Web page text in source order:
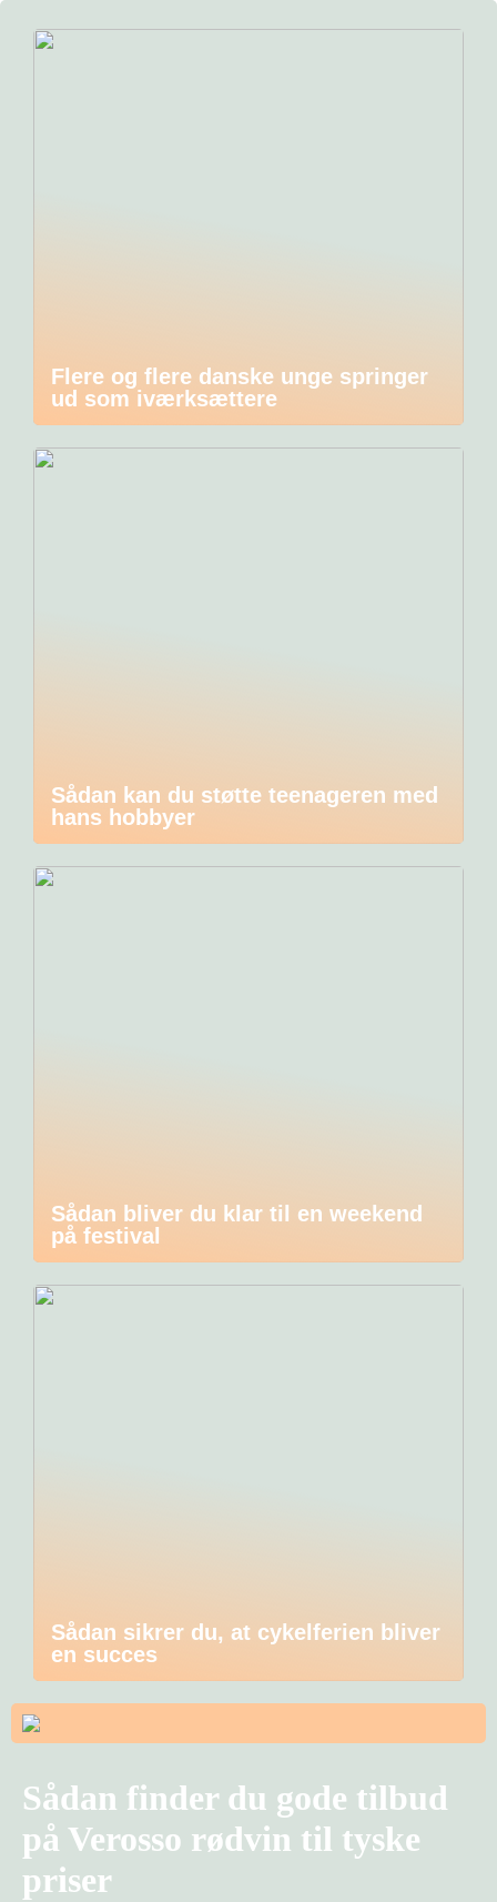
Flere og flere danske unge springer
ud som iværksættere
Sådan kan du støtte teenageren med
hans hobbyer
Sådan bliver du klar til en weekend
på festival
Sådan sikrer du, at cykelferien bliver
en succes
Sådan finder du gode tilbud
på Verosso rødvin til tyske
priser